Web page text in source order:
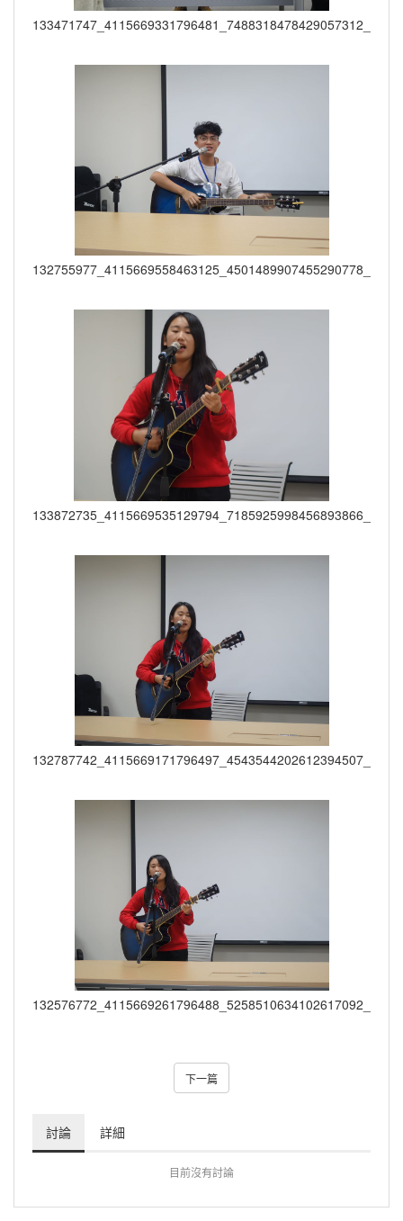
133471747_4115669331796481_7488318478429057312_o
132755977_4115669558463125_4501489907455290778_o
133872735_4115669535129794_7185925998456893866_o
132787742_4115669171796497_4543544202612394507_o
132576772_4115669261796488_5258510634102617092_o
下一篇
討論 詳細
目前沒有討論